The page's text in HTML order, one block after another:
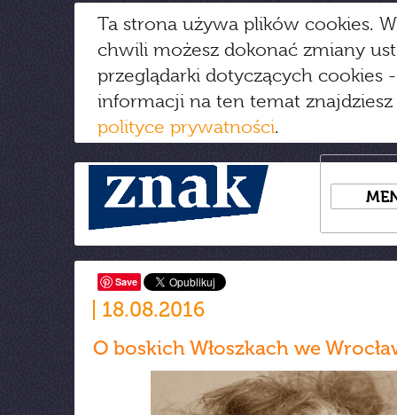
Ta strona używa plików cookies.
chwili możesz dokonać zmiany
przeglądarki dotyczących cookies
informacji na ten temat
polityce prywatności.
Save
18.08.2016
O boskich Włoszkach we